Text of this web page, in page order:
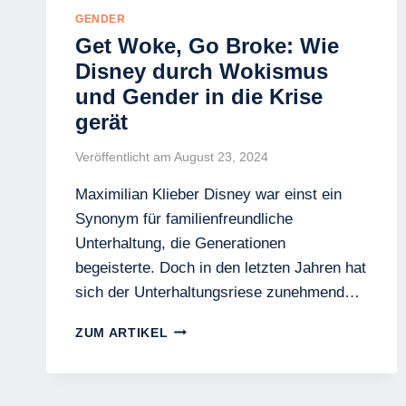
GENDER
Get Woke, Go Broke: Wie
Disney durch Wokismus
und Gender in die Krise
gerät
Veröffentlicht am August 23, 2024
Maximilian Klieber Disney war einst ein
Synonym für familienfreundliche
Unterhaltung, die Generationen
begeisterte. Doch in den letzten Jahren hat
sich der Unterhaltungsriese zunehmend…
ZUM ARTIKEL GET